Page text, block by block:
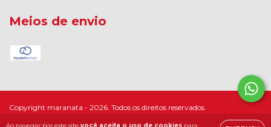
Ao navegar por este sitevocê aceita o uso de cookies para
Meios de envio
Copyright maranata - 2026. Todos os direitos reservados.